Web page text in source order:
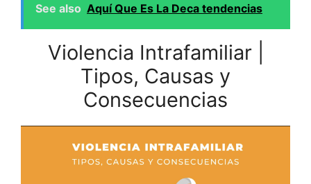
See also Aquí Que Es La Deca tendencias
Violencia Intrafamiliar |
Tipos, Causas y
Consecuencias